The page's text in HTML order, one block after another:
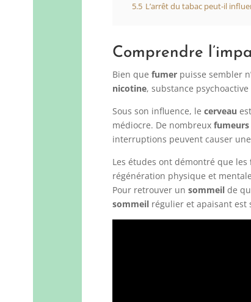
5.5 L’arrêt du tabac peut-il
Comprendre
Bien quefumer puisse sembler
nicotine, substance
Sous son influence, lecerveau
médiocre. De nombreuxfumeurs
interruptions peuvent causer
Les études ont démontré que les
régénération physique et
Pour retrouver unsommeil de
sommeil régulier et apaisant est